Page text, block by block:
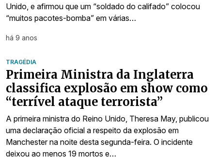
Unido, e afirmou que um “soldado do califado” colocou
“muitos pacotes-bomba” em várias…
há 9 anos
TRAGÉDIA
Primeira Ministra da Inglaterra
classifica explosão em show como
“terrível ataque terrorista”
A primeira ministra do Reino Unido, Theresa May, publicou
uma declaração oficial a respeito da explosão em
Manchester na noite desta segunda-feira. O incidente
deixou ao menos 19 mortos e…